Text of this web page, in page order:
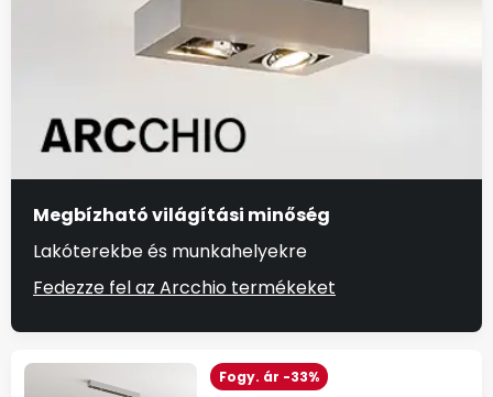
Megbízható világítási minőség
Lakóterekbe és munkahelyekre
Fedezze fel az Arcchio termékeket
Fogy. ár -33%